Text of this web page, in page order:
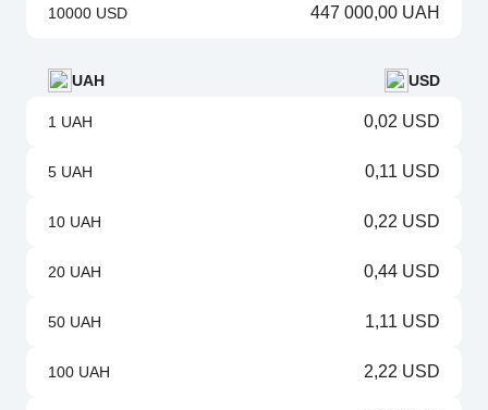
10000 USD 447 000,00 UAH
UAH USD
1 UAH 0,02 USD
5 UAH 0,11 USD
10 UAH 0,22 USD
20 UAH 0,44 USD
50 UAH 1,11 USD
100 UAH 2,22 USD